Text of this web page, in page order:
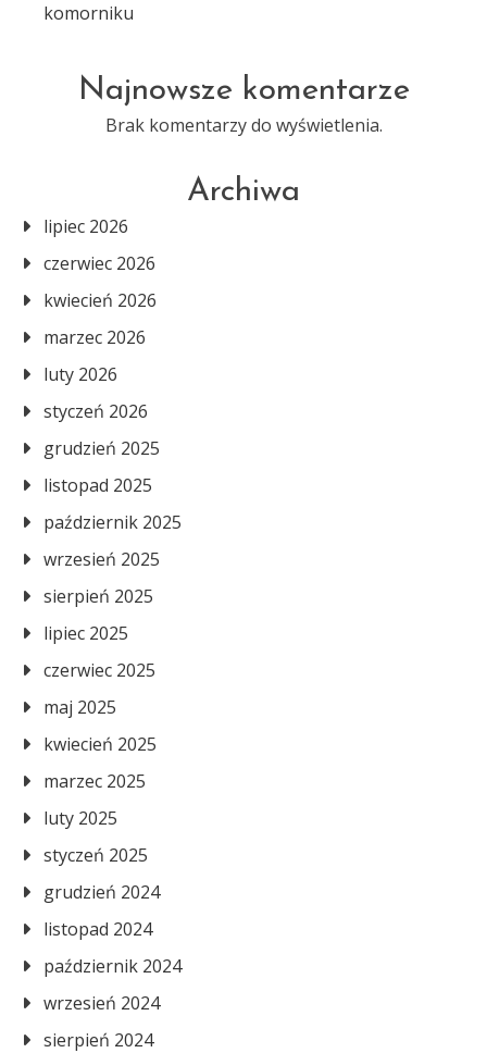
komorniku
Najnowsze komentarze
Brak komentarzy do wyświetlenia.
Archiwa
lipiec 2026
czerwiec 2026
kwiecień 2026
marzec 2026
luty 2026
styczeń 2026
grudzień 2025
listopad 2025
październik 2025
wrzesień 2025
sierpień 2025
lipiec 2025
czerwiec 2025
maj 2025
kwiecień 2025
marzec 2025
luty 2025
styczeń 2025
grudzień 2024
listopad 2024
październik 2024
wrzesień 2024
sierpień 2024